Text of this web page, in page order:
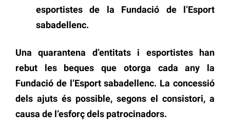
esportistes de la Fundació de l’Esport
sabadellenc.
Una quarantena d’entitats i esportistes han
rebut les beques que otorga cada any la
Fundació de l’Esport sabadellenc. La concessió
dels ajuts és possible, segons el consistori, a
causa de l’esforç dels patrocinadors.